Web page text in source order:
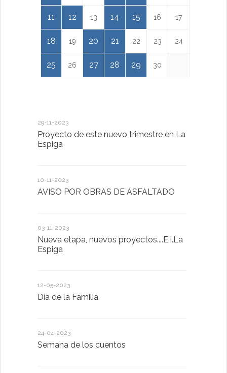
11 12 13 14 15 16 17
18 19 20 21 22 23 24
25 26 27 28 29 30
29-11-2023
Proyecto de este nuevo trimestre en La
Espiga
10-11-2023
AVISO POR OBRAS DE ASFALTADO
03-11-2023
Nueva etapa, nuevos proyectos....E.I.La
Espiga
12-05-2023
Día de la Familia
24-04-2023
Semana de los cuentos